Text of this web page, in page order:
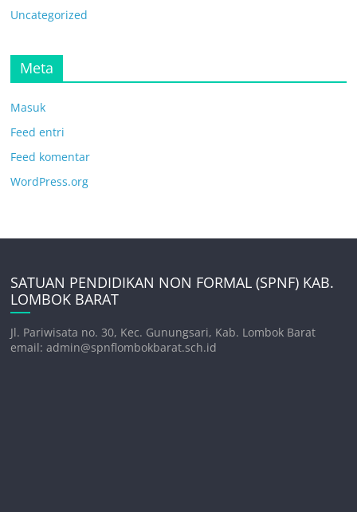
Uncategorized
Meta
Masuk
Feed entri
Feed komentar
WordPress.org
SATUAN PENDIDIKAN NON FORMAL (SPNF) KAB.
LOMBOK BARAT
Jl. Pariwisata no. 30, Kec. Gunungsari, Kab. Lombok Barat
email: admin@spnflombokbarat.sch.id